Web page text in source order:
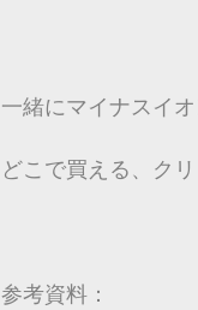
一緒にマイナスイ
どこで買える、クリ
参考資料：